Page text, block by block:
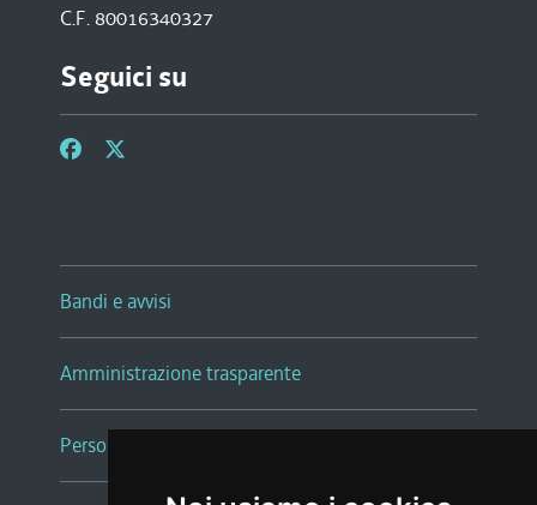
C.F. 80016340327
Seguici su
Bandi e avvisi
Amministrazione trasparente
Persone e Uffici